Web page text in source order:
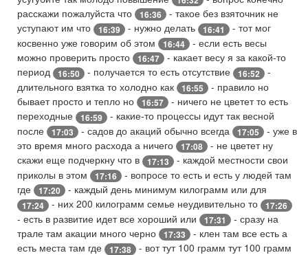
расскажи пожалуйста что
16:36
- такое без взяточник не
уступают им что
16:39 - нужно делать 16:41
- тот мог
косвенно уже говорим об этом
16:44
- если есть весы
можно проверить просто
16:47
- какает весу я за какой-то
период
16:50 - получается то есть отсутствие 16:52
-
длительного взятка то холодно как
16:55
- правило но
бывает просто и тепло но
16:57
- ничего не цветет то есть
переходные
16:59
- какие-то процессы идут так весной
после
17:03 - садов до акаций обычно всегда 17:05
- уже в
это время много расхода а ничего
17:08
- не цветет ну
скажи еще подчеркну что в
17:13
- каждой местности свои
приколы в этом
17:16
- вопросе то есть и есть у людей там
где
17:20 - каждый день минимум килограмм или для
17:24 - них 200 килограмм семье неудивительно то 17:26
- есть в развитие идет все хороший или 17:31
- сразу на
трале там акации много черно
17:33
- клен там все есть а
есть места там где
17:38
- вот тут 100 грамм тут 100 грамм